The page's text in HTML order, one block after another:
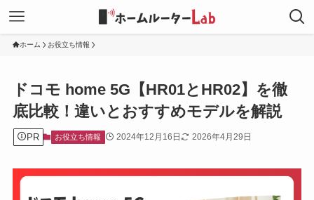
ホーム お役立ち情報
ドコモ home 5G【HR01とHR02】を徹
底比較！違いとおすすめモデルを解説
PR お役立ち情報 2024年12月16日 2026年4月29日